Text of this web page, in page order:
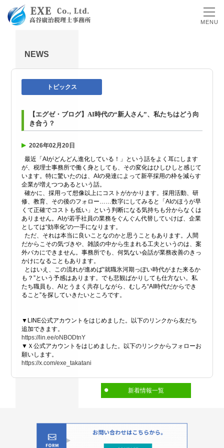
MENU
NEWS
トピックス
【エグゼ・ブログ】AI時代の“新人さん”、私たちはどう向
き合う？
2026年02月20日
最近「AIがどんどん進化している！」という話をよく耳にします
が、税理士事務所で働く身としても、その変化はひしひしと感じて
います。特に驚いたのは、AIの発達によって新卒採用の枠を減らす
企業が増えつつあるという話。
確かに、採用って想像以上にコストがかかります。採用活動、研
修、教育、その後のフォロー……数字にしてみると「AIのほうが早
くて正確でコストも低い」という判断になる気持ちも分からなくは
ありません。AIが若手社員の業務をぐんぐん代替していけば、企業
としては“効率化”の一手になります。
ただ、それは本当に良いことなのかと思うこともあります。人間
だからこその気づきや、雑談の中から生まれる工夫というのは、案
外バカにできません。事務所でも、何気ない会話が業務改善のきっ
かけになることもあります。
とはいえ、この流れが進めば“就職氷河期っぽい時代がまた来るか
も？”という予感はあります。でも悲観ばかりしても仕方ない。私
たち職員も、AIとうまく共存しながら、むしろ“AI時代だからでき
ること”を探していきたいところです。
▼LINE公式アカウントをはじめました。以下のリンクから友だち
追加できます。
https://lin.ee/oNBODtnY
▼Ｘ公式アカウントをはじめました。以下のリンクからフォローお
願いします。
https://x.com/exe_takatani
新着情報一覧